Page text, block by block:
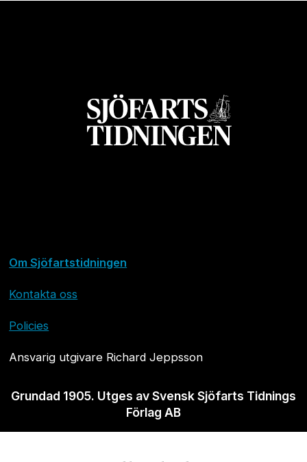
Om Sjöfartstidningen
Kontakta oss
Policies
Ansvarig utgivare Richard Jeppsson
Grundad 1905. Utges av Svensk Sjöfarts Tidnings
Förlag AB